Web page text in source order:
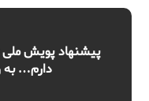
پیشنهاد پویش
دارم… به